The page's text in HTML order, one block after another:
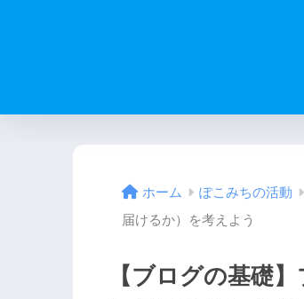
ホーム ぽこみちの活動
届けるか）を考えよう
【ブログの基礎